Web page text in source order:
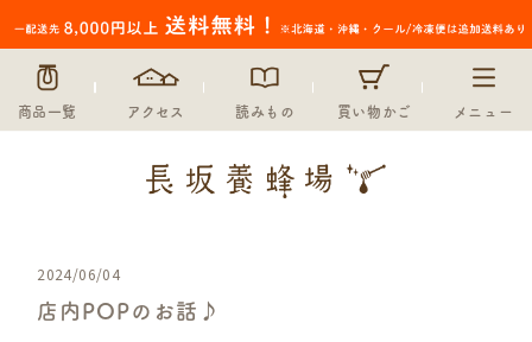
商品一覧 アクセス 読みもの 買い物かご メニュー
2024/06/04
店内POPのお話♪